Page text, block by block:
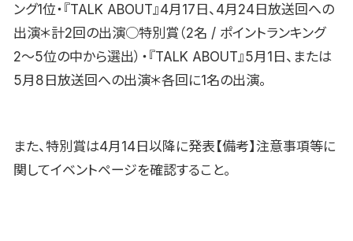
ング1位・『TALK ABOUT』4月17日、4月24日放送回への
出演＊計2回の出演○特別賞（2名 / ポイントランキング
2〜5位の中から選出）・『TALK ABOUT』5月1日、または
5月8日放送回への出演＊各回に1名の出演。
また、特別賞は4月14日以降に発表【備考】注意事項等に
関してイベントページを確認すること。